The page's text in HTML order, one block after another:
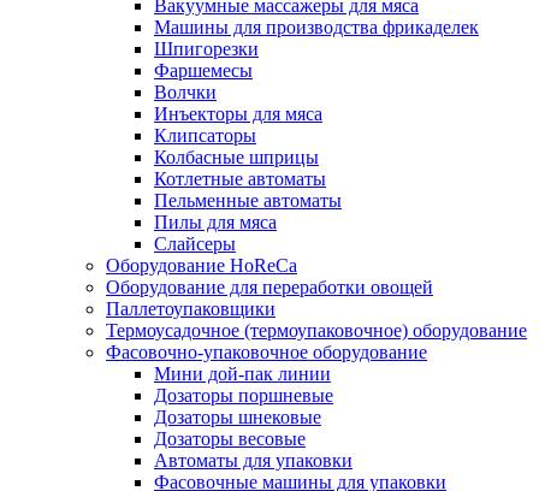
Вакуумные массажеры для мяса
Машины для производства фрикаделек
Шпигорезки
Фаршемесы
Волчки
Инъекторы для мяса
Клипсаторы
Колбасные шприцы
Котлетные автоматы
Пельменные автоматы
Пилы для мяса
Слайсеры
Оборудование HoReCa
Оборудование для переработки овощей
Паллетоупаковщики
Термоусадочное (термоупаковочное) оборудование
Фасовочно-упаковочное оборудование
Мини дой-пак линии
Дозаторы поршневые
Дозаторы шнековые
Дозаторы весовые
Автоматы для упаковки
Фасовочные машины для упаковки